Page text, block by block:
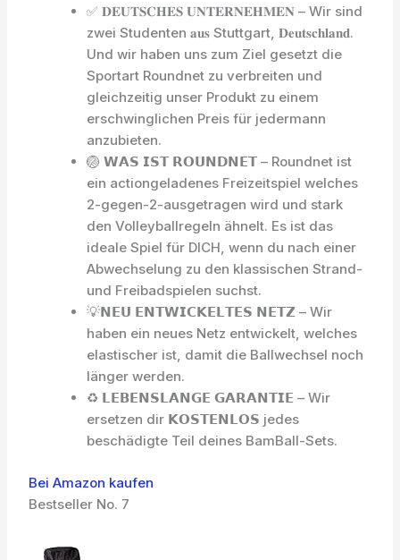
✅ 𝐃𝐄𝐔𝐓𝐒𝐂𝐇𝐄𝐒 𝐔𝐍𝐓𝐄𝐑𝐍𝐄𝐇𝐌𝐄𝐍 – Wir sind
zwei Studenten 𝐚𝐮𝐬 Stuttgart, 𝐃𝐞𝐮𝐭𝐬𝐜𝐡𝐥𝐚𝐧𝐝.
Und wir haben uns zum Ziel gesetzt die
Sportart Roundnet zu verbreiten und
gleichzeitig unser Produkt zu einem
erschwinglichen Preis für jedermann
anzubieten.
🏐 𝗪𝗔𝗦 𝗜𝗦𝗧 𝗥𝗢𝗨𝗡𝗗𝗡𝗘𝗧 – Roundnet ist
ein actiongeladenes Freizeitspiel welches
2-gegen-2-ausgetragen wird und stark
den Volleyballregeln ähnelt. Es ist das
ideale Spiel für DICH, wenn du nach einer
Abwechselung zu den klassischen Strand-
und Freibadspielen suchst.
💡𝗡𝗘𝗨 𝗘𝗡𝗧𝗪𝗜𝗖𝗞𝗘𝗟𝗧𝗘𝗦 𝗡𝗘𝗧𝗭 – Wir
haben ein neues Netz entwickelt, welches
elastischer ist, damit die Ballwechsel noch
länger werden.
♻ 𝗟𝗘𝗕𝗘𝗡𝗦𝗟𝗔𝗡𝗚𝗘 𝗚𝗔𝗥𝗔𝗡𝗧𝗜𝗘 – Wir
ersetzen dir 𝗞𝗢𝗦𝗧𝗘𝗡𝗟𝗢𝗦 jedes
beschädigte Teil deines BamBall-Sets.
Bei Amazon kaufen
Bestseller No. 7